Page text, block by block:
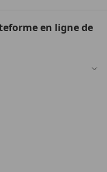
en ligne de